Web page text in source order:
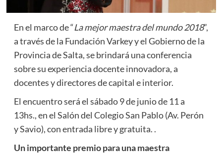
En el marco de “La mejor maestra del mundo 2018”,
a través de la Fundación Varkey y el Gobierno de la
Provincia de Salta, se brindará una conferencia
sobre su experiencia docente innovadora, a
docentes y directores de capital e interior.
El encuentro será el sábado 9 de junio de 11 a
13hs., en el Salón del Colegio San Pablo (Av. Perón
y Savio), con entrada libre y gratuita. .
Un importante premio para una maestra